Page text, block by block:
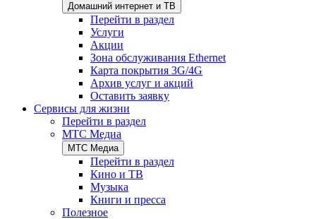
Домашний интернет и ТВ
Перейти в раздел
Услуги
Акции
Зона обслуживания Ethernet
Карта покрытия 3G/4G
Архив услуг и акций
Оставить заявку
Сервисы для жизни
Перейти в раздел
МТС Медиа
МТС Медиа
Перейти в раздел
Кино и ТВ
Музыка
Книги и пресса
Полезное